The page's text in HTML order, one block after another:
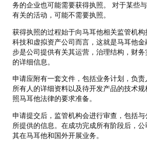
务的企业也可能需要获得执照。 对于某些
有关的活动，可能不需要执照。
获得执照的过程始于向马耳他相关监管机
科技和虚拟资产公司而言，这就是马耳他
步是公司提供有关其运营，治理结构，财
的详细信息。
申请应附有一套文件，包括业务计划，负
所有人的详细资料以及待开发产品的技术
照马耳他法律的要求准备。
申请提交后，监管机构会进行审查，包括
所提供的信息。在成功完成所有阶段后，
其在马耳他和国外开展业务。